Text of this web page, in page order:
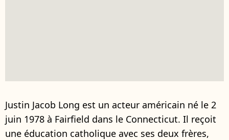
Justin Jacob Long est un acteur américain né le 2
juin 1978 à Fairfield dans le Connecticut. Il reçoit
une éducation catholique avec ses deux frères,